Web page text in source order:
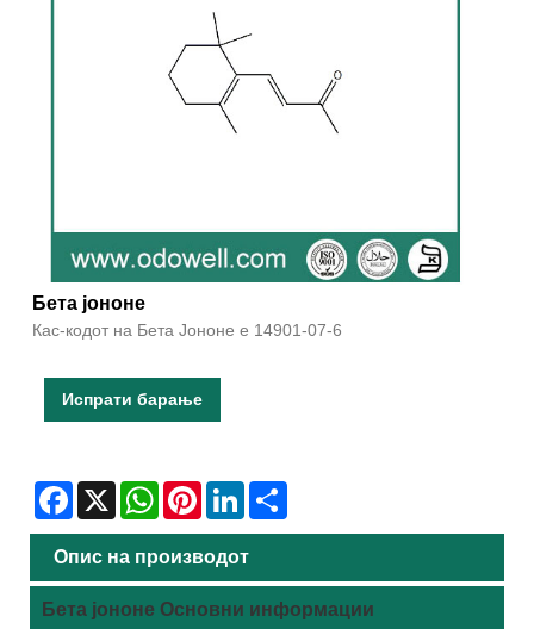
Бета јононе
Кас-кодот на Бета Јононе е 14901-07-6
Испрати барање
Facebook
X WhatsAppPinterestLinkedIn
Опис на производот
Бета јононе Основни информации